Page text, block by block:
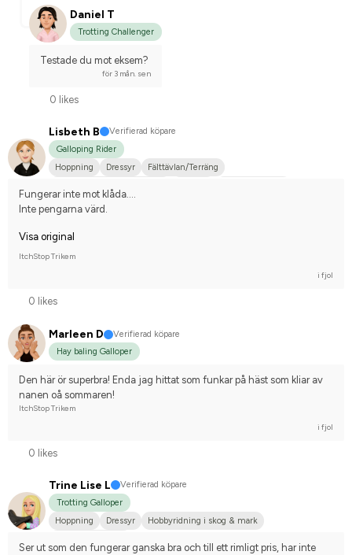
Daniel T
Trotting Challenger
Testade du mot eksem?
för 3 mån. sen
0 likes
Lisbeth B
Verifierad köpare
Galloping Rider
Hoppning
Dressyr
Fälttävlan/Terräng
Tävlingsrider på avancerad nivå
Fungerar inte mot klåda....
Inte pengarna värd.
Visa original
ItchStop Trikem
i fjol
0 likes
Marleen D
Verifierad köpare
Hay baling Galloper
Den här ör superbra! Enda jag hittat som funkar på häst som kliar av
nanen oå sommaren!
ItchStop Trikem
i fjol
0 likes
Trine Lise L
Verifierad köpare
Trotting Galloper
Hoppning
Dressyr
Hobbyridning i skog & mark
Ser ut som den fungerar ganska bra och till ett rimligt pris, har inte